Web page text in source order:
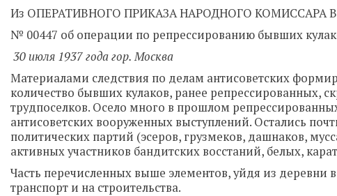
Из ОПЕРАТИВНОГО ПРИКАЗА НАРОДНОГО КОМИССАРА
№ 00447 об операции по репрессированию бывших
30 июля 1937 года гор. Москва
Материалами следствия по делам антисоветских
количество бывших кулаков, ранее репрессированных,
трудпоселков. Осело много в прошлом
антисоветских вооруженных выступлений. Остались
политических партий (эсеров, грузмеков, дашнаков,
активных участников бандитских восстаний, белых,
Часть перечисленных выше элементов, уйдя из
транспорт и на строительства.